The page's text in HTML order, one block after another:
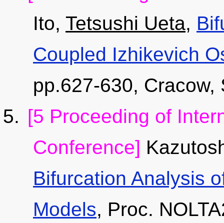
Ito, Tetsushi Ueta,
Coupled Izhikevich
pp.627-630, Cracow,
[5 Proceeding of
Conference]
Bifurcation Analysis
Models, Proc.